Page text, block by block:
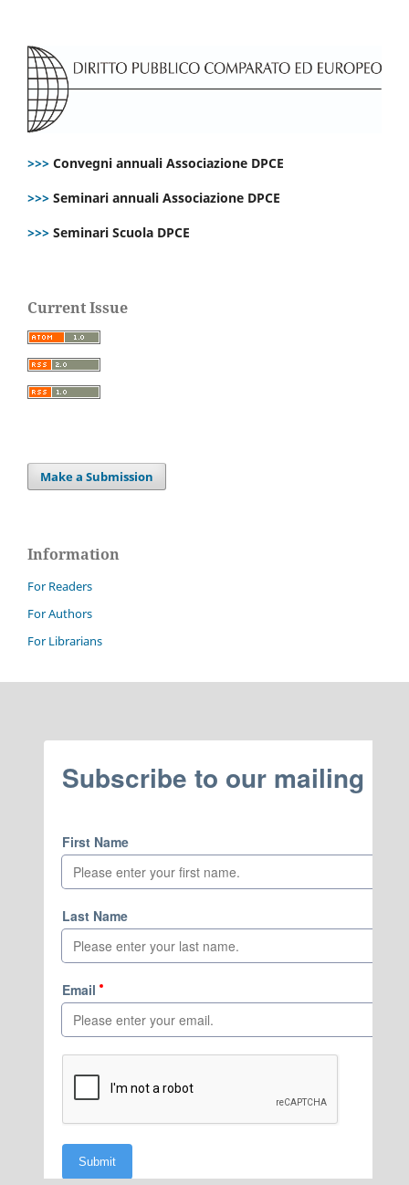
>>> Convegni annuali Associazione DPCE
>>> Seminari annuali Associazione DPCE
>>> Seminari Scuola DPCE
Current Issue
Make a Submission
Information
For Readers
For Authors
For Librarians